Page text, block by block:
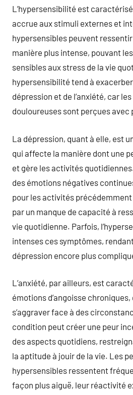
L’hypersensibilité est
accrue aux stimuli externes et
hypersensibles peuvent
manière plus intense, pouvant
sensibles aux stress de la vie
hypersensibilité tend à
dépression et de l’anxiété, car
douloureuses sont perçues avec
La dépression, quant à elle, est
qui affecte la manière dont une
et gère les activités
des émotions négatives
pour les activités
par un manque de capacité à
vie quotidienne. Parfois,
intenses ces symptômes,
dépression encore plus
L’anxiété, par ailleurs, est
émotions d’angoisse
s’aggraver face à des
condition peut créer une peur
des aspects quotidiens,
la aptitude à jouir de la vie. Les
hypersensibles ressentent
façon plus aiguë, leur réactivité